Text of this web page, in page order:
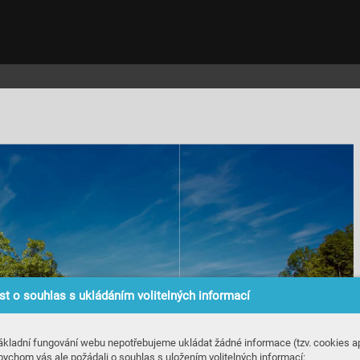
o souhlas s ukládáním volitelných informací
fungování webu nepotřebujeme ukládat žádné informace (tzv. cookies
vás ale požádali o souhlas s uložením volitelných informací: